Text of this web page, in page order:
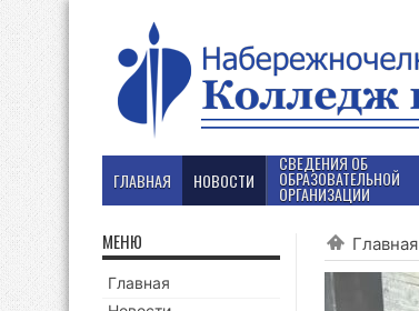
ГЛАВНАЯ НОВОСТИ
СВЕДЕНИЯ ОБ
ОБРАЗОВАТЕЛЬНОЙ
ОРГАНИЗАЦИИ
Главная
МЕНЮ
Главная